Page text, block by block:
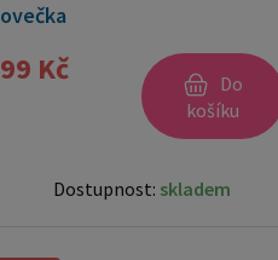
ovečka
99 Kč
Do
košíku
Dostupnost: skladem